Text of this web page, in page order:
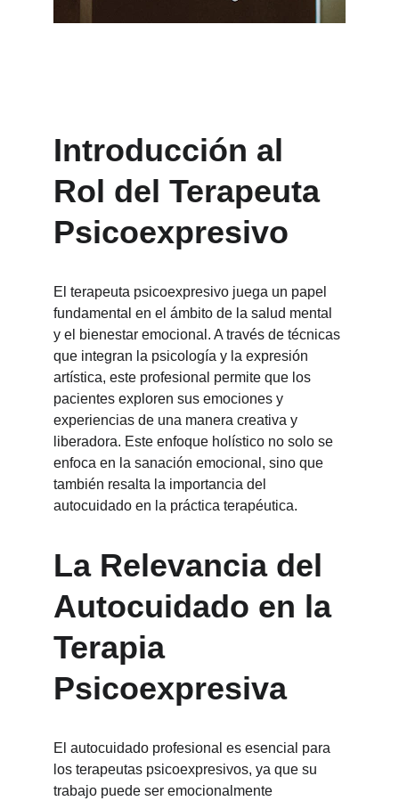
Introducción al
Rol del Terapeuta
Psicoexpresivo
El terapeuta psicoexpresivo juega un papel
fundamental en el ámbito de la salud mental
y el bienestar emocional. A través de técnicas
que integran la psicología y la expresión
artística, este profesional permite que los
pacientes exploren sus emociones y
experiencias de una manera creativa y
liberadora. Este enfoque holístico no solo se
enfoca en la sanación emocional, sino que
también resalta la importancia del
autocuidado en la práctica terapéutica.
La Relevancia del
Autocuidado en la
Terapia
Psicoexpresiva
El autocuidado profesional es esencial para
los terapeutas psicoexpresivos, ya que su
trabajo puede ser emocionalmente